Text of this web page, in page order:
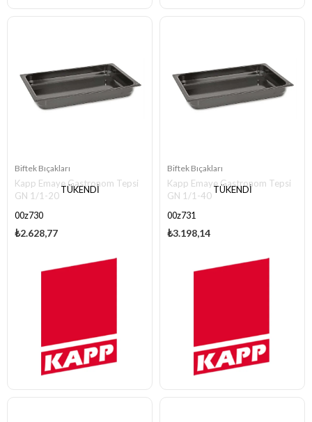
TÜKENDI
Biftek Bıçakları
Kapp Emaye Gastronom Tepsi
GN 1/1-20
00z730
₺2.628,77
TÜKENDI
Biftek Bıçakları
Kapp Emaye Gastronom Tepsi
GN 1/1-40
00z731
₺3.198,14